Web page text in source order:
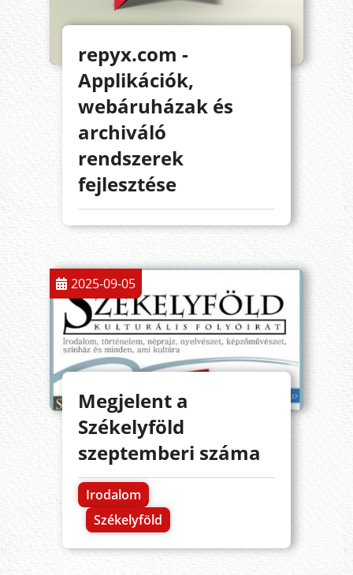
repyx.com -
Applikációk,
webáruházak és
archiváló
rendszerek
fejlesztése
2025-09-05
Megjelent a
Székelyföld
szeptemberi száma
Irodalom
Székelyföld